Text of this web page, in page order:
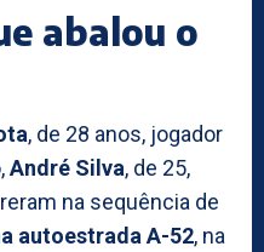
abalou o
, de 28 anos, jogador
André Silva, de 25,
na sequência de
autoestrada A-52, na